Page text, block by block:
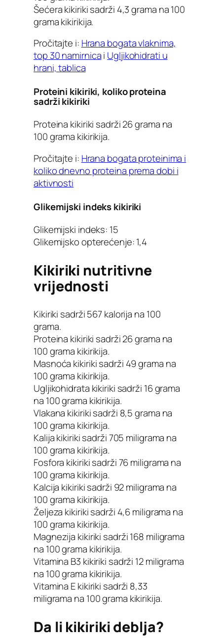
Šećera kikiriki sadrži 4,3 grama na 100
grama kikirikija.
Pročitajte i: Hrana bogata vlaknima,
top 30 namirnicai Ugljikohidrati u
hrani, tablica
Proteini kikiriki, koliko proteina
sadrži kikiriki
Proteina kikiriki sadrži 26 grama na
100 grama kikirikija.
Pročitajte i: Hrana bogata proteinima i
koliko dnevno proteina prema dobi i
aktivnosti
Glikemijski indeks kikiriki
Glikemijski indeks: 15
Glikemijsko opterećenje: 1,4
Kikiriki nutritivne
vrijednosti
Kikiriki sadrži 567 kalorija na 100
grama.
Proteina kikiriki sadrži 26 grama na
100 grama kikirikija.
Masnoća kikiriki sadrži 49 grama na
100 grama kikirikija.
Ugljikohidrata kikiriki sadrži 16 grama
na 100 grama kikirikija.
Vlakana kikiriki sadrži 8,5 grama na
100 grama kikirikija.
Kalija kikiriki sadrži 705 miligrama na
100 grama kikirikija.
Fosfora kikiriki sadrži 76 miligrama na
100 grama kikirikija.
Kalcija kikiriki sadrži 92 miligrama na
100 grama kikirikija.
Željeza kikiriki sadrži 4,6 miligrama na
100 grama kikirikija.
Magnezija kikiriki sadrži 168 miligrama
na 100 grama kikirikija.
Vitamina B3 kikiriki sadrži 12 miligrama
na 100 grama kikirikija.
Vitamina E kikiriki sadrži 8,33
miligrama na 100 grama kikirikija.
Da li kikiriki deblja?